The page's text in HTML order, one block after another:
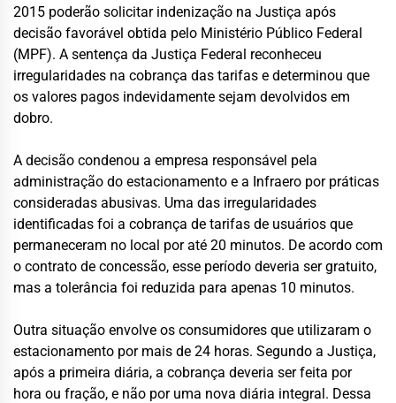
2015 poderão solicitar indenização na Justiça após
decisão favorável obtida pelo Ministério Público Federal
(MPF). A sentença da Justiça Federal reconheceu
irregularidades na cobrança das tarifas e determinou que
os valores pagos indevidamente sejam devolvidos em
dobro.
A decisão condenou a empresa responsável pela
administração do estacionamento e a Infraero por práticas
consideradas abusivas. Uma das irregularidades
identificadas foi a cobrança de tarifas de usuários que
permaneceram no local por até 20 minutos. De acordo com
o contrato de concessão, esse período deveria ser gratuito,
mas a tolerância foi reduzida para apenas 10 minutos.
Outra situação envolve os consumidores que utilizaram o
estacionamento por mais de 24 horas. Segundo a Justiça,
após a primeira diária, a cobrança deveria ser feita por
hora ou fração, e não por uma nova diária integral. Dessa